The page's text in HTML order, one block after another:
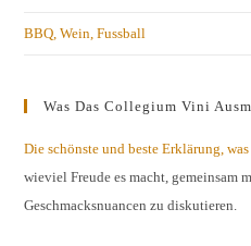
BBQ, Wein, Fussball
Was Das Collegium Vini
Die schönste und beste Erklärung,
wieviel Freude es macht, gemeinsam
Geschmacksnuancen zu diskutieren.